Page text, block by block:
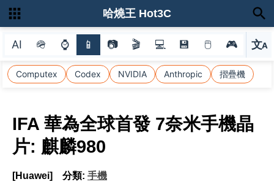
AI 🪖 ⌚ 📱 📷 🎬 💻 💾 🖱 🎮 文A
選
Computex Codex NVIDIA Anthropic 摺疊機
哈燒王 Hot3C
IFA 華為全球首發 7奈米手機晶
片: 麒麟980
[Huawei] 分類: 手機